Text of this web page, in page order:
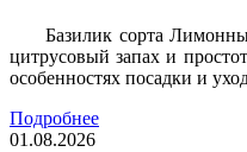
Базилик сорта
цитрусовый запах и
особенностях посадки и
Подробнее
01.08.2026